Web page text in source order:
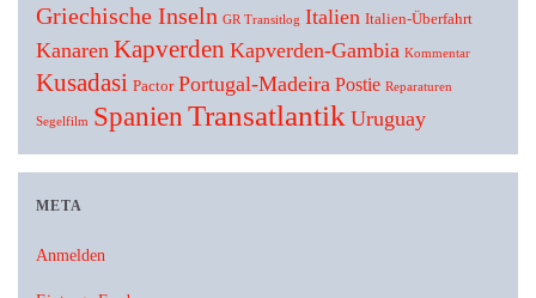
Griechische Inseln GR Transitlog Italien Italien-Überfahrt
Kanaren Kapverden Kapverden-Gambia Kommentar
Kusadasi Pactor Portugal-Madeira Postie Reparaturen
Segelfilm SpanienTransatlantik Uruguay
META
Anmelden